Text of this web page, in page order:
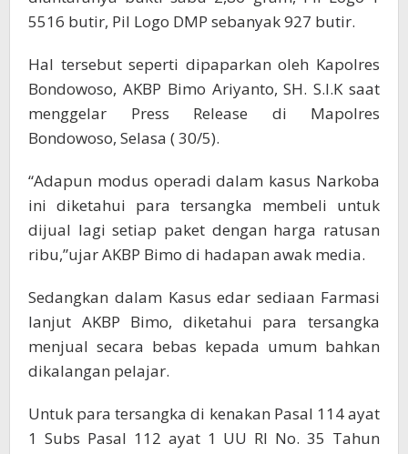
5516 butir, Pil Logo DMP sebanyak 927 butir.
Hal tersebut seperti dipaparkan oleh Kapolres
Bondowoso, AKBP Bimo Ariyanto, SH. S.I.K saat
menggelar Press Release di Mapolres
Bondowoso, Selasa ( 30/5).
“Adapun modus operadi dalam kasus Narkoba
ini diketahui para tersangka membeli untuk
dijual lagi setiap paket dengan harga ratusan
ribu,”ujar AKBP Bimo di hadapan awak media.
Sedangkan dalam Kasus edar sediaan Farmasi
lanjut AKBP Bimo, diketahui para tersangka
menjual secara bebas kepada umum bahkan
dikalangan pelajar.
Untuk para tersangka di kenakan Pasal 114 ayat
1 Subs Pasal 112 ayat 1 UU RI No. 35 Tahun